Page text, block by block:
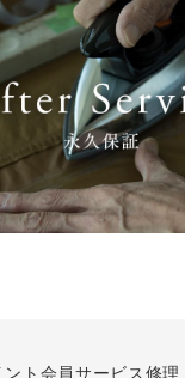
ント会員サービス修理